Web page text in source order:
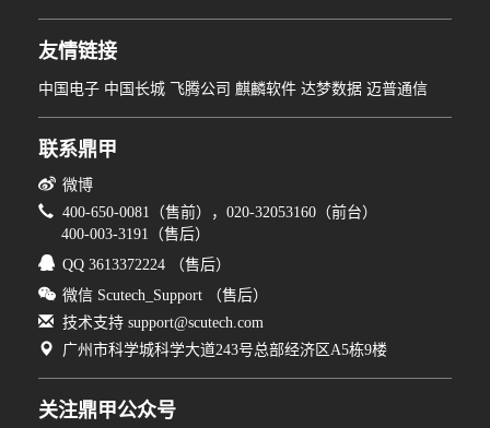
友情链接
中国电子 中国长城 飞腾公司 麒麟软件 达梦数据 迈普通信
联系鼎甲
微博
400-650-0081（售前），020-32053160（前台）
400-003-3191（售后）
QQ 3613372224 （售后）
微信 Scutech_Support （售后）
技术支持 support@scutech.com
广州市科学城科学大道243号总部经济区A5栋9楼
关注鼎甲公众号